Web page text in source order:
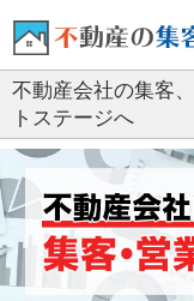
ン
テ
ン
へ
ス
キ
ッ
プ
不動産会社の集客
トステージへ